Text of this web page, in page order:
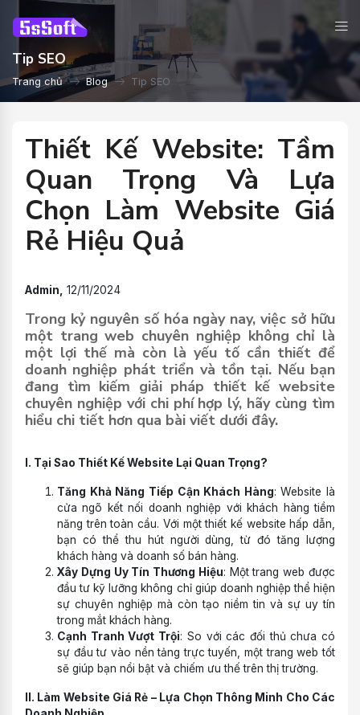
Tip SEO
Trang chủ Blog Tip SEO
Thiết Kế Website: Tầm
Quan Trọng Và Lựa
Chọn Làm Website Giá
Rẻ Hiệu Quả
Admin, 12/11/2024
Trong kỷ nguyên số hóa ngày nay, việc sở hữu
một trang web chuyên nghiệp không chỉ là
một lợi thế mà còn là yếu tố cần thiết để
doanh nghiệp phát triển và tồn tại. Nếu bạn
đang tìm kiếm giải pháp thiết kế website
chuyên nghiệp với chi phí hợp lý, hãy cùng tìm
hiểu chi tiết hơn qua bài viết dưới đây.
I. Tại Sao Thiết Kế Website Lại Quan Trọng?
Tăng Khả Năng Tiếp Cận Khách Hàng: Website là
cửa ngõ kết nối doanh nghiệp với khách hàng tiềm
năng trên toàn cầu. Với một thiết kế website hấp dẫn,
bạn có thể thu hút người dùng, từ đó tăng lượng
khách hàng và doanh số bán hàng.
Xây Dựng Uy Tín Thương Hiệu: Một trang web được
đầu tư kỹ lưỡng không chỉ giúp doanh nghiệp thể hiện
sự chuyên nghiệp mà còn tạo niềm tin và sự uy tín
trong mắt khách hàng.
Cạnh Tranh Vượt Trội: So với các đối thủ chưa có
sự đầu tư vào nền tảng trực tuyến, một trang web tốt
sẽ giúp bạn nổi bật và chiếm ưu thế trên thị trường.
II. Làm Website Giá Rẻ – Lựa Chọn Thông Minh Cho Các